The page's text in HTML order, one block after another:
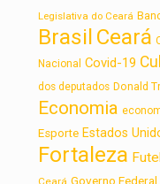
Legislativa do Ceará
Brasil Ceará
Nacional
Covid-19
dos deputados Donald
Economia
Esporte Estados
Fortaleza
Ceará Governo Federal